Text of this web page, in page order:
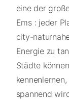
eine der
Ems : jeder
city-
Energie zu
Städte
spannend